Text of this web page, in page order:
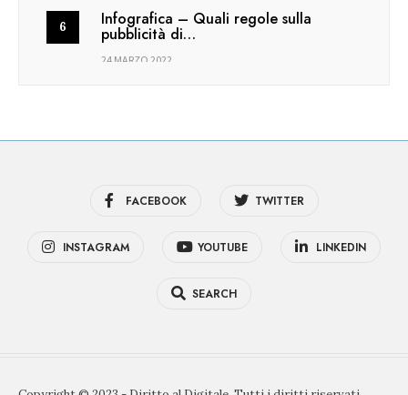
Infografica – Quali regole sulla
pubblicità di…
24 MARZO 2022
FACEBOOK TWITTER
INSTAGRAM YOUTUBE LINKEDIN
SEARCH